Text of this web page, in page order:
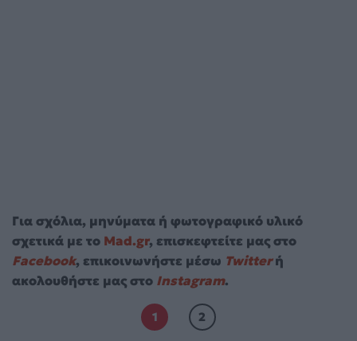
Για σχόλια, μηνύματα ή φωτογραφικό υλικό
σχετικά με το Mad.gr, επισκεφτείτε μας στο
Facebook, επικοινωνήστε μέσω Twitterή
ακολουθήστε μας στο Instagram.
1 2